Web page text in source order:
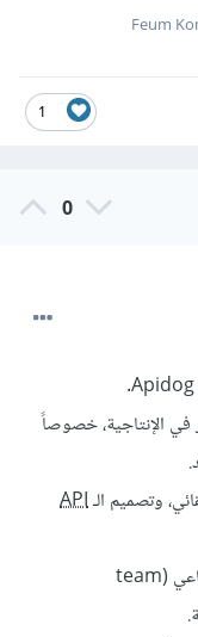
1
0
الإنتاجية، خصوصاً
وتصميم الـAPI
الميزة الأهم بالنسبة لي كانت إمكانية العمل الجماعي (team